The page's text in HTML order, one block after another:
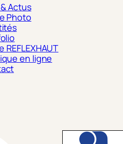
Actus
Photo
REFLEXHAUT
en ligne